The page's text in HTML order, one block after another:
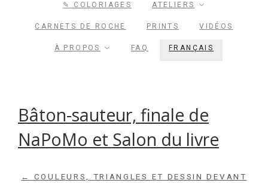
✎ COLORIAGES ATELIERS
CARNETS DE ROCHE PRINTS VIDÉOS
À PROPOS FAQ FRANÇAIS
Bâton-sauteur, finale de
NaPoMo et Salon du livre
← COULEURS, TRIANGLES ET DESSIN DEVANT